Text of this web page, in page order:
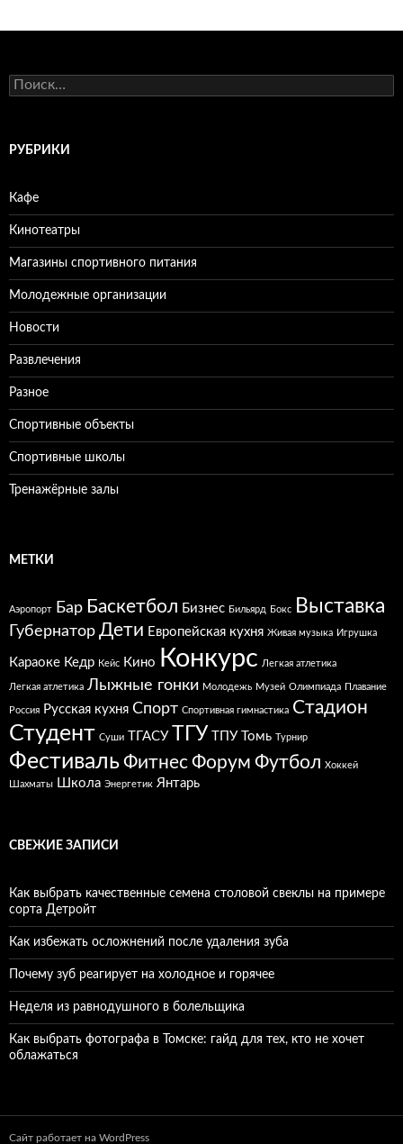
Н
а
иРУБРИКИ
Кафе
Кинотеатры
Магазины спортивного питания
Молодежные организации
Новости
Развлечения
Разное
Спортивные объекты
Спортивные школы
Тренажёрные залы
МЕТКИ
Аэропорт Бар Баскетбол Бизнес Бильярд Бокс Выставка
Губернатор Дети Европейская кухня Живая музыка Игрушка
Караоке Кедр Кейс Кино Конкурс Легкая атлетика
Легкая атлетика Лыжные гонки Молодежь Музей Олимпиада Плавание
Россия Русская кухня Спорт Спортивная гимнастика Стадион
Студент Суши ТГАСУ ТГУ ТПУ Томь Турнир
ФестивальФитнесФорум Футбол Хоккей
Шахматы Школа Энергетик Янтарь
СВЕЖИЕ ЗАПИСИ
Как выбрать качественные семена столовой свеклы на примере
сорта Детройт
Как избежать осложнений после удаления зуба
Почему зуб реагирует на холодное и горячее
Неделя из равнодушного в болельщика
Как выбрать фотографа в Томске: гайд для тех, кто не хочет
облажаться
Сайт работает на WordPress